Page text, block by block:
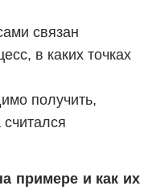
связан
в каких точках
получить,
считался
примере и как их